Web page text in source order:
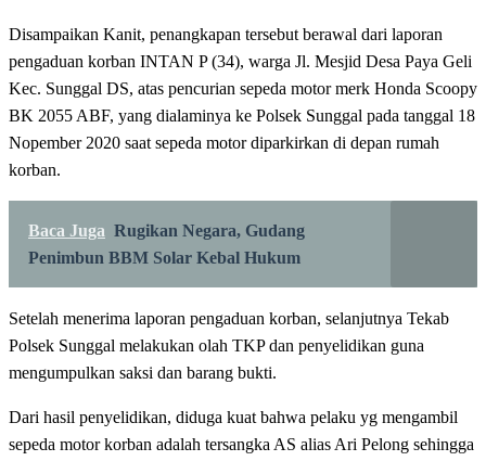
Disampaikan Kanit, penangkapan tersebut berawal dari laporan
pengaduan korban INTAN P (34), warga Jl. Mesjid Desa Paya Geli
Kec. Sunggal DS, atas pencurian sepeda motor merk Honda Scoopy
BK 2055 ABF, yang dialaminya ke Polsek Sunggal pada tanggal 18
Nopember 2020 saat sepeda motor diparkirkan di depan rumah
korban.
Baca Juga Rugikan Negara, Gudang
Penimbun BBM Solar Kebal Hukum
Setelah menerima laporan pengaduan korban, selanjutnya Tekab
Polsek Sunggal melakukan olah TKP dan penyelidikan guna
mengumpulkan saksi dan barang bukti.
Dari hasil penyelidikan, diduga kuat bahwa pelaku yg mengambil
sepeda motor korban adalah tersangka AS alias Ari Pelong sehingga